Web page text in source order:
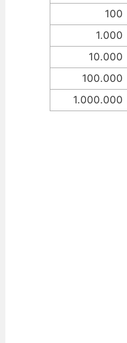
100
1.000
10.000
100.000
1.000.000